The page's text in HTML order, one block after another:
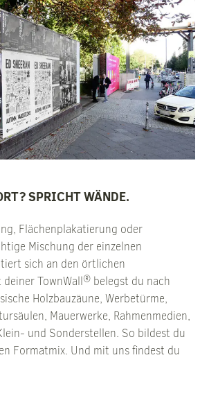
SPRICHT WÄNDE.
Flächenplakatierung oder
Mischung der einzelnen
sich an den örtlichen
TownWall® belegst du nach
Holzbauzäune, Werbetürme,
Mauerwerke, Rahmenmedien,
und Sonderstellen. So bildest du
Formatmix. Und mit uns findest du